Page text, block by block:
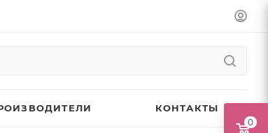
КОНТАКТЫ
0